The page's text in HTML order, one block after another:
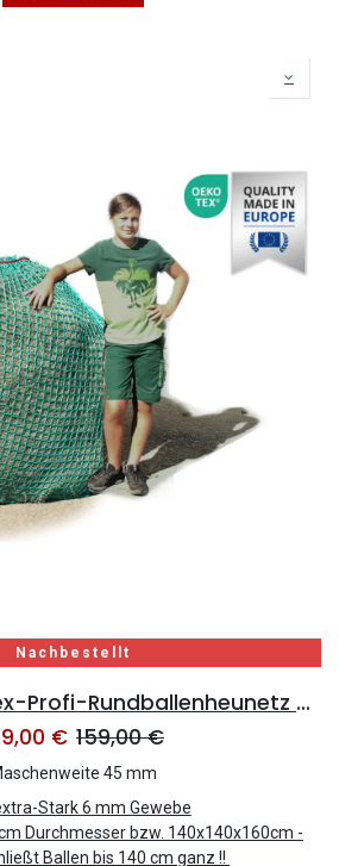
Nachbestellt
45mm L-Öko-Tex-Profi-Rundballenheunetz Titan-EU-Ökotex - 6mm Gewebe - 170cmØx160cm/h - bis160cm Rundballen (Made in EU-Ökotex)
€ 159,00€
45 mm
Stark 6 mm Gewebe
Durchmesser bzw. 140x140x160cm -
Ballen bis 140 cm ganz !!